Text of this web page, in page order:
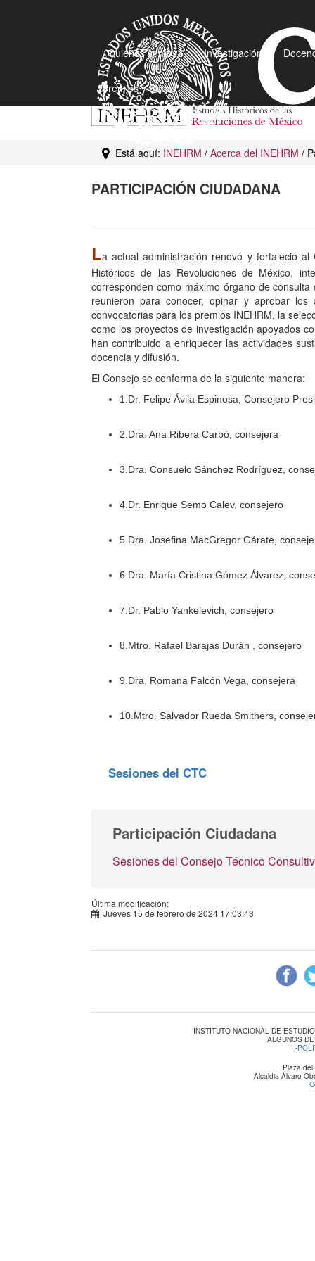
¿Quiénes somos? Investigación
Premios y Becas
Está aquí: INEHRM / Acerca del INEHRM /
PARTICIPACIÓN CIUDADANA
La actual administración renovó y fortaleció
Históricos de las Revoluciones de México,
corresponden como máximo órgano de
reunieron para conocer, opinar y aprobar
convocatorias para los premios INEHRM, la
como los proyectos de investigación apoyados
han contribuido a enriquecer las actividades
docencia y difusión.
El Consejo se conforma de la siguiente manera:
1.Dr. Felipe Ávila Espinosa, Consejero
2.Dra. Ana Ribera Carbó, consejera
3.Dra. Consuelo Sánchez Rodríguez,
4.Dr. Enrique Semo Calev, consejero
5.Dra. Josefina MacGregor Gárate,
6.Dra. María Cristina Gómez Álvarez,
7.Dr. Pablo Yankelevich, consejero
8.Mtro. Rafael Barajas Durán , consejero
9.Dra. Romana Falcón Vega, consejera
10.Mtro. Salvador Rueda Smithers,
Sesiones del CTC
Participación Ciudadana
Sesiones del Consejo Técnico
Última modificación:
Jueves 15 de febrero de 2024 17:03:43
INSTITUTO NACIONAL DE
ALGUNOS
-
Plaza
Alcaldia Álvaro